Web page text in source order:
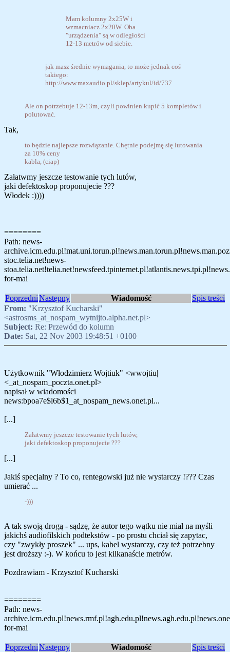
Mam kolumny 2x25W i
wzmacniacz 2x20W. Oba
"urządzenia" są w odległości
12-13 metrów od siebie.
jak masz średnie wymagania, to może jednak coś
takiego:
http://www.maxaudio.pl/sklep/artykul/id/737
Ale on potrzebuje 12-13m, czyli powinien kupić 5 kompletów i
polutować.
Tak,
to będzie najlepsze rozwiązanie. Chętnie podejmę się lutowania
za 10% ceny
kabla, (ciap)
Załatwmy jeszcze testowanie tych lutów,
jaki defektoskop proponujecie ???
Włodek :))))
========
Path: news-
stoc.telia.net!news-
for-mai
PoprzedniNastępny Wiadomość
Spis treści
From: "Krzysztof Kucharski"
<astrosms_at_nospam_wytnijto.alpha.net.pl>
Subject: Re: Przewód do kolumn
Date: Sat, 22 Nov 2003 19:48:51 +0100
Użytkownik "Włodzimierz Wojtiuk" <wwojtiu|
<_at_nospam_poczta.onet.pl>
napisał w wiadomości
news:bpoa7e$l6b$1_at_nospam_news.onet.pl...
[...]
Załatwmy jeszcze testowanie tych lutów,
jaki defektoskop proponujecie ???
[...]
Jakiś specjalny ? To co, rentegowski już nie wystarczy !??? Czas
umierać ...
-)))
A tak swoją drogą - sądzę, że autor tego wątku nie miał na myśli
jakichś audiofilskich podtekstów - po prostu chciał się zapytac,
czy "zwykły proszek" ... ups, kabel wystarczy, czy też potrzebny
jest droższy :-). W końcu to jest kilkanaście metrów.
Pozdrawiam - Krzysztof Kucharski
========
Path: news-
for-mai
PoprzedniNastępny Wiadomość
Spis treści